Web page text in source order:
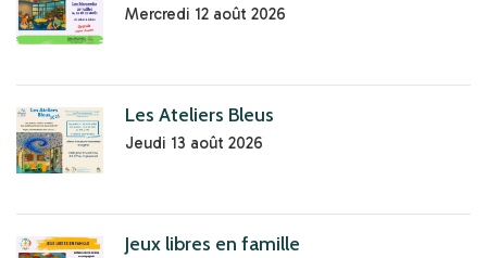
Mercredi 12 août 2026
Les Ateliers Bleus
Jeudi 13 août 2026
Jeux libres en famille